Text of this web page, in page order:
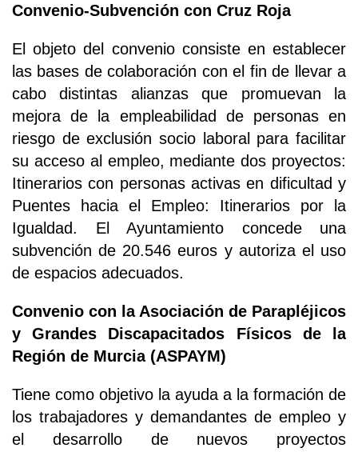
Convenio-Subvención con Cruz Roja
El objeto del convenio consiste en establecer
las bases de colaboración con el fin de llevar a
cabo distintas alianzas que promuevan la
mejora de la empleabilidad de personas en
riesgo de exclusión socio laboral para facilitar
su acceso al empleo, mediante dos proyectos:
Itinerarios con personas activas en dificultad y
Puentes hacia el Empleo: Itinerarios por la
Igualdad. El Ayuntamiento concede una
subvención de 20.546 euros y autoriza el uso
de espacios adecuados.
Convenio con la Asociación de Parapléjicos
y Grandes Discapacitados Físicos de la
Región de Murcia (ASPAYM)
Tiene como objetivo la ayuda a la formación de
los trabajadores y demandantes de empleo y
el desarrollo de nuevos proyectos